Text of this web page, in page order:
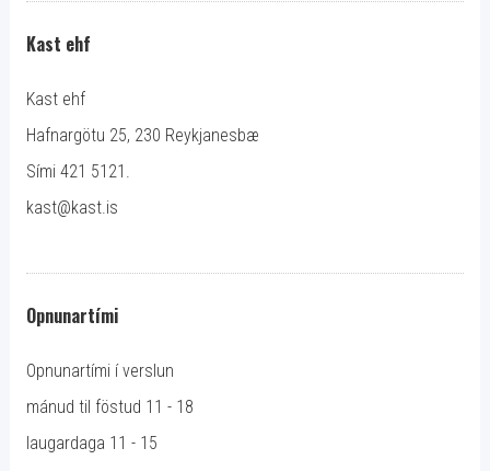
Kast ehf
Kast ehf
Hafnargötu 25, 230 Reykjanesbæ
Sími 421 5121.
kast@kast.is
Opnunartími
Opnunartími í verslun
mánud til föstud 11 - 18
laugardaga 11 - 15